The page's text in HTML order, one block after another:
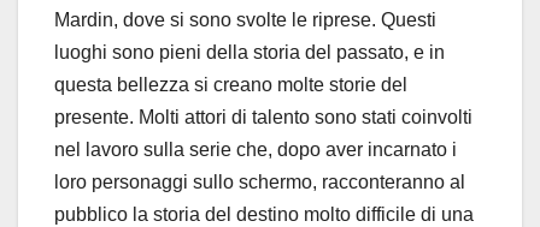
Mardin, dove si sono svolte le riprese. Questi
luoghi sono pieni della storia del passato, e in
questa bellezza si creano molte storie del
presente. Molti attori di talento sono stati coinvolti
nel lavoro sulla serie che, dopo aver incarnato i
loro personaggi sullo schermo, racconteranno al
pubblico la storia del destino molto difficile di una